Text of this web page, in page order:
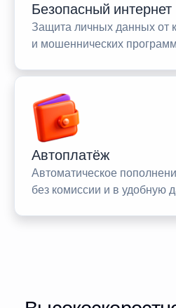
Безопасный интернет
Защита личных данных от
и мошеннических
Автоплатёж
Автоматическое
без комиссии и в удобную